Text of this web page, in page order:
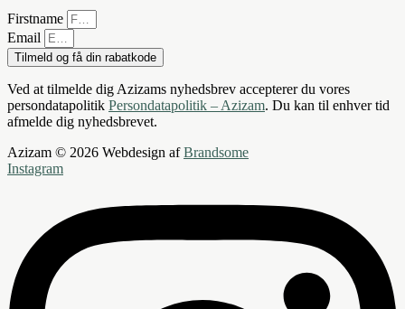
Firstname
Email
Tilmeld og få din rabatkode
Ved at tilmelde dig Azizams nyhedsbrev accepterer du vores
persondatapolitik Persondatapolitik – Azizam. Du kan til enhver tid
afmelde dig nyhedsbrevet.
Azizam © 2026 Webdesign afBrandsome
Instagram